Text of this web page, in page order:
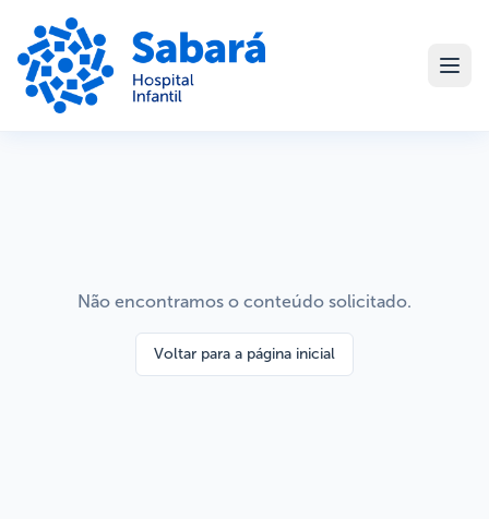
Não encontramos o conteúdo solicitado.
Voltar para a página inicial